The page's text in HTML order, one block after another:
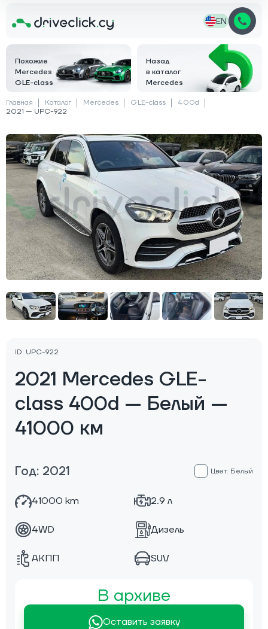
EN
Похожие
Mercedes
GLE-class
Назад
в каталог
Mercedes
Главная Каталог Mercedes GLE-class
400d
2021 — UPC-922
ID: UPC-922
2021 Mercedes GLE-
class 400d — Белый —
41000 км
Год: 2021 Цвет: Белый
41000 km 2.9 л
4WD Дизель
АКПП SUV
В архиве
Оставить заявку